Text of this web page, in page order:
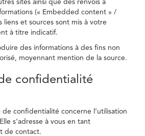
sites ainsi que des renvois à
(« Embedded content » /
liens et sources sont mis à votre
à titre indicatif.
des informations à des fins non
moyennant mention de la source.
confidentialité
confidentialité concerne l’utilisation
s'adresse à vous en tant
de contact.